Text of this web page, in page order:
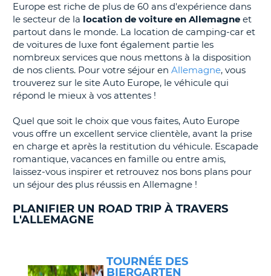
Europe est riche de plus de 60 ans d'expérience dans
le secteur de la location de voiture en Allemagne et
partout dans le monde. La location de camping-car et
de voitures de luxe font également partie les
nombreux services que nous mettons à la disposition
de nos clients. Pour votre séjour en Allemagne, vous
trouverez sur le site Auto Europe, le véhicule qui
répond le mieux à vos attentes !
Quel que soit le choix que vous faites, Auto Europe
vous offre un excellent service clientèle, avant la prise
en charge et après la restitution du véhicule. Escapade
romantique, vacances en famille ou entre amis,
laissez-vous inspirer et retrouvez nos bons plans pour
un séjour des plus réussis en Allemagne !
PLANIFIER UN ROAD TRIP À TRAVERS
L'ALLEMAGNE
TOURNÉE DES
BIERGARTEN